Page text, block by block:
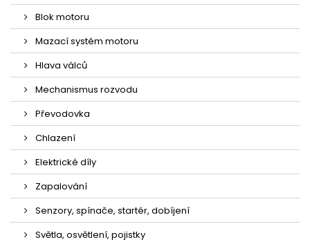
Blok motoru
Mazací systém motoru
Hlava válců
Mechanismus rozvodu
Převodovka
Chlazení
Elektrické díly
Zapalování
Senzory, spínače, startér, dobíjení
Světla, osvětlení, pojistky